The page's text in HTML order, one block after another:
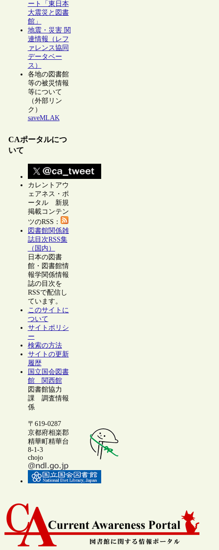
ート「東日本
大震災と図書
館」
地震・災害 関
連情報（レフ
ァレンス協同
データベー
ス）
各地の図書館
等の被災情報
等について
（外部リン
ク）
saveMLAK
CAポータルにつ
いて
カレントアウ
ェアネス・ポ
ータル 新規
掲載コンテン
ツのRSS：
図書館関係雑
誌目次RSS集
（国内）
日本の図書
館・図書館情
報学関係情報
誌の目次を
RSSで配信し
ています。
このサイトに
ついて
サイトポリシ
ー
検索の方法
サイトの更新
履歴
国立国会図書
館 関西館
図書館協力
課 調査情報
係
〒619-0287
京都府相楽郡
精華町精華台
8-1-3
chojo